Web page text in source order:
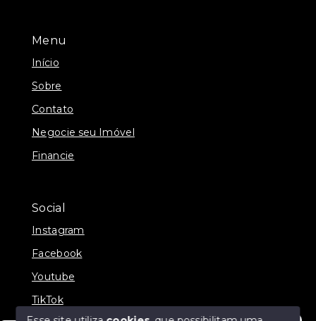
Menu
Início
Sobre
Contato
Negocie seu Imóvel
Financie
Social
Instagram
Facebook
Youtube
TikTok